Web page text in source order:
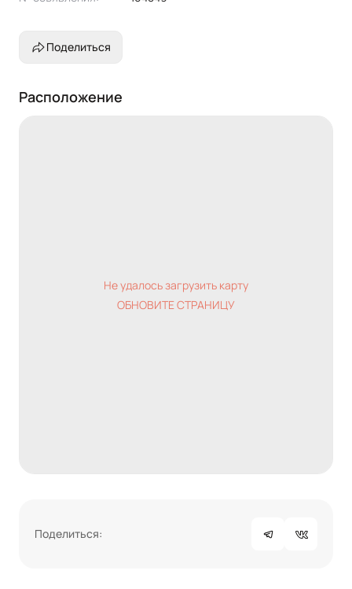
Поделиться
Расположение
Не удалось загрузить карту
ОБНОВИТЕ СТРАНИЦУ
Поделиться: